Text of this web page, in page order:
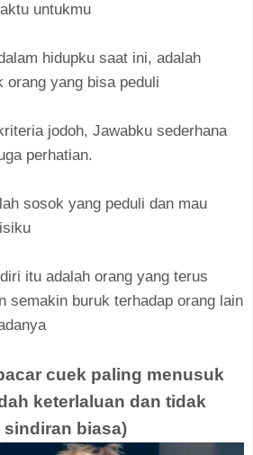
untukmu
hidupku saat ini, adalah
orang yang bisa peduli
jodoh, Jawabku sederhana
perhatian.
sosok yang peduli dan mau
itu adalah orang yang terus
semakin buruk terhadap orang lain
cuek paling menusuk
keterlaluan dan tidak
biasa)